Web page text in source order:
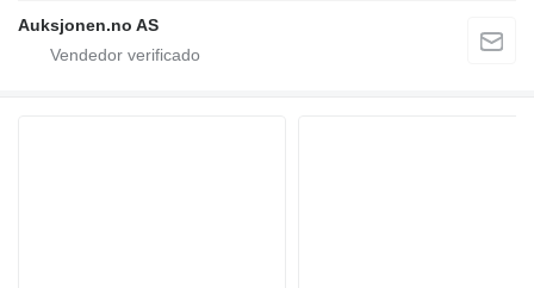
Auksjonen.no AS